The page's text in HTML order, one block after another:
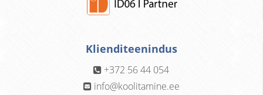
Klienditeenindus
+372 56 44 054
info@koolitamine.ee